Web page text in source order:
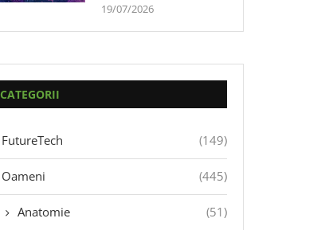
19/07/2026
CATEGORII
FutureTech (149)
Oameni (445)
Anatomie (51)